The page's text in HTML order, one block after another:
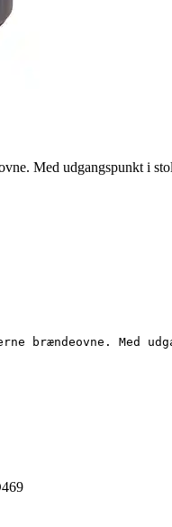
Med udgangspunkt i
brændeovne.